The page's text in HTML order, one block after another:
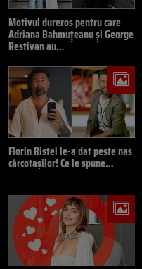
Motivul dureros pentru care
Adriana Bahmuțeanu și George
Restivan au…
Florin Ristei le-a dat peste nas
cârcotașilor! Ce le spune…